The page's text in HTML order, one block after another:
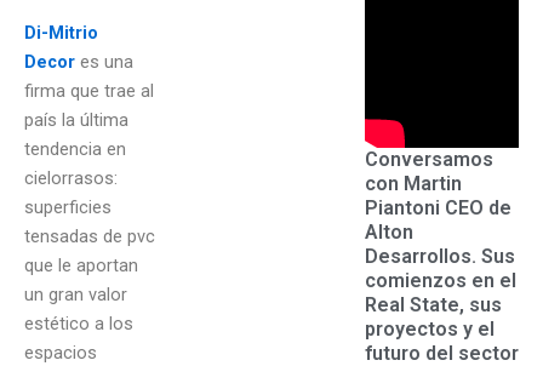
Di-Mitrio
Decor es una
firma que trae al
país la última
tendencia en
cielorrasos:
superficies
tensadas de pvc
que le aportan
un gran valor
estético a los
espacios
Conversamos
con Martin
Piantoni CEO de
Alton
Desarrollos. Sus
comienzos en el
Real State, sus
proyectos y el
futuro del sector